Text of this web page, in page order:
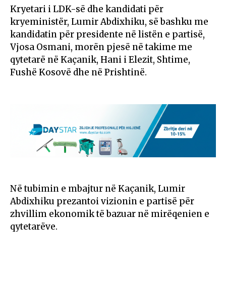
Kryetari i LDK-së dhe kandidati për
kryeministër, Lumir Abdixhiku, së bashku me
kandidatin për presidente në listën e partisë,
Vjosa Osmani, morën pjesë në takime me
qytetarë në Kaçanik, Hani i Elezit, Shtime,
Fushë Kosovë dhe në Prishtinë.
Në tubimin e mbajtur në Kaçanik, Lumir
Abdixhiku prezantoi vizionin e partisë për
zhvillim ekonomik të bazuar në mirëqenien e
qytetarëve.